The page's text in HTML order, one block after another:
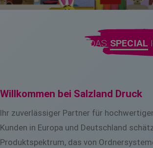
DAS SPECIAL
Willkommen bei Salzland Druck
Ihr zuverlässiger Partner für
Kunden in Europa und Deutschland
Produktspektrum, das von